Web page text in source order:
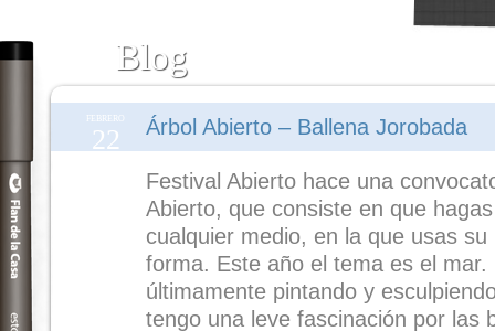
Blog
FEBRERO
22 Árbol Abierto – Ballena Jorobada
Festival Abierto hace una
Abierto, que consiste en que
cualquier medio, en la que usas
forma. Este año el tema es el mar.
últimamente pintando y
tengo una leve fascinación por las